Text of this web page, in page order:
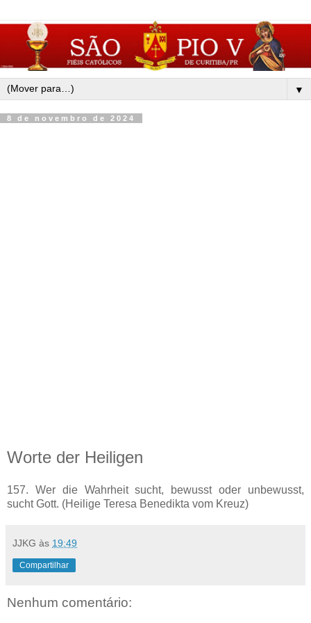
▼
8 de novembro de 2024
Worte der Heiligen
157. Wer die Wahrheit sucht, bewusst oder unbewusst,
sucht Gott. (Heilige Teresa Benedikta vom Kreuz)
JJKG às 19:49
Compartilhar
Nenhum comentário: